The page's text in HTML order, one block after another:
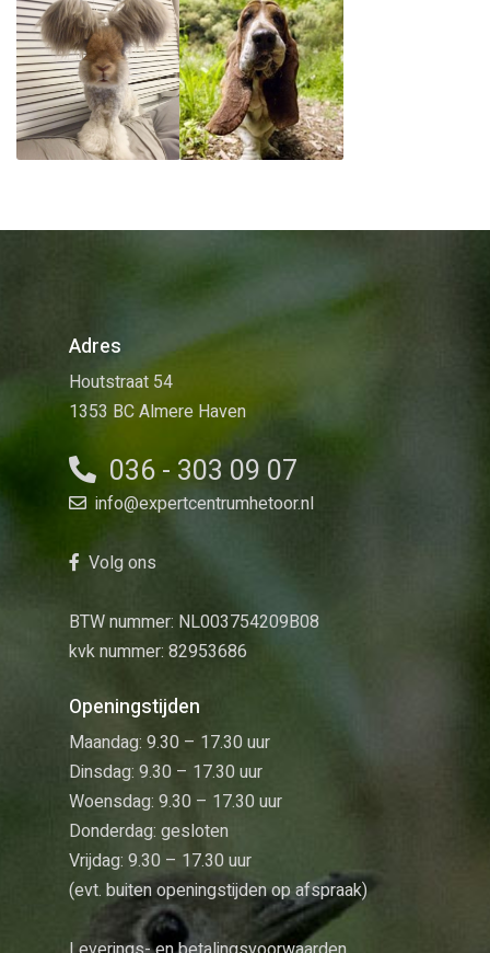
Adres
Houtstraat 54
1353 BC Almere Haven
036 - 303 09 07
info@expertcentrumhetoor.nl
Volg ons
BTW nummer: NL003754209B08
kvk nummer: 82953686
Openingstijden
Maandag: 9.30 – 17.30 uur
Dinsdag: 9.30 – 17.30 uur
Woensdag: 9.30 – 17.30 uur
Donderdag: gesloten
Vrijdag: 9.30 – 17.30 uur
(evt. buiten openingstijden op afspraak)